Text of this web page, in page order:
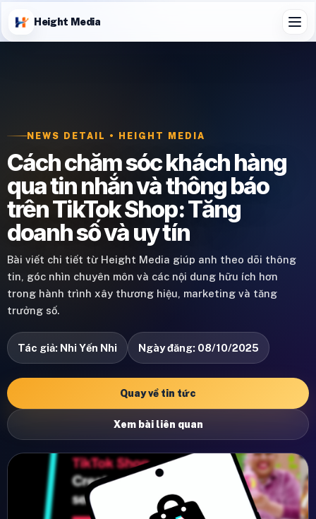
Height Media
NEWS DETAIL • HEIGHT MEDIA
Cách chăm sóc khách hàng
qua tin nhắn và thông báo
trên TikTok Shop: Tăng
doanh số và uy tín
Bài viết chi tiết từ Height Media giúp anh theo dõi thông
tin, góc nhìn chuyên môn và các nội dung hữu ích hơn
trong hành trình xây thương hiệu, marketing và tăng
trưởng số.
Tác giả: Nhi Yến Nhi Ngày đăng: 08/10/2025
Quay về tin tức
Xem bài liên quan